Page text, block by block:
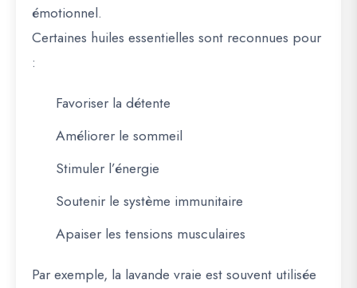
émotionnel.
Certaines huiles essentielles sont reconnues pour
:
Favoriser la détente
Améliorer le sommeil
Stimuler l’énergie
Soutenir le système immunitaire
Apaiser les tensions musculaires
Par exemple, la lavande vraie est souvent utilisée